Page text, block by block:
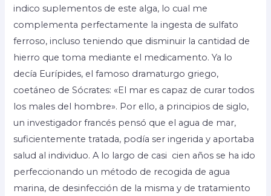
indico suplementos de este alga, lo cual me
complementa perfectamente la ingesta de sulfato
ferroso, incluso teniendo que disminuir la cantidad de
hierro que toma mediante el medicamento. Ya lo
decía Eurípides, el famoso dramaturgo griego,
coetáneo de Sócrates: «El mar es capaz de curar todos
los males del hombre». Por ello, a principios de siglo,
un investigador francés pensó que el agua de mar,
suficientemente tratada, podía ser ingerida y aportaba
salud al individuo. A lo largo de casi cien años se ha ido
perfeccionando un método de recogida de agua
marina, de desinfección de la misma y de tratamiento